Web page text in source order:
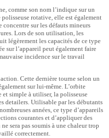
comme son nom l’indique sur un
rotative, elle est également
concentre sur les défauts mineurs
Lors de son utilisation, les
légèrement les capacités de ce type
sur l’appareil peut également faire
incidence sur le travail
Cette dernière tourne selon un
sur lui-même. L’orbite
et simple à utiliser, la polisseuse
detailers. Utilisable par les débutants
années, ce type d’appareils
courantes et d’appliquer des
sera pas soumis à une chaleur trop
correctement.